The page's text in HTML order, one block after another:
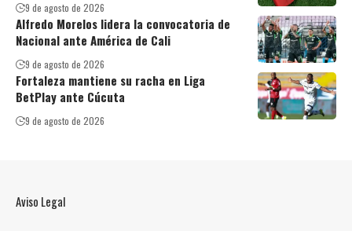
9 de agosto de 2026
Alfredo Morelos lidera la convocatoria de
Nacional ante América de Cali
9 de agosto de 2026
Fortaleza mantiene su racha en Liga
BetPlay ante Cúcuta
9 de agosto de 2026
Aviso Legal